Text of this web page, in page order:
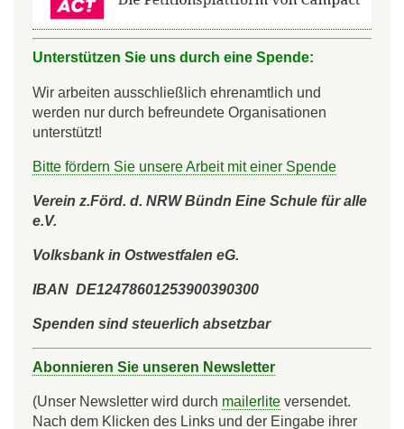
Unterstützen Sie uns durch eine Spende:
Wir arbeiten ausschließlich ehrenamtlich und
werden nur durch befreundete Organisationen
unterstützt!
Bitte fördern Sie unsere Arbeit mit einer Spende
Verein z.Förd. d. NRW Bündn Eine Schule für alle
e.V.
Volksbank in Ostwestfalen eG.
IBAN DE12478601253900390300
Spenden sind steuerlich absetzbar
Abonnieren Sie unseren Newsletter
(Unser Newsletter wird durch mailerlite versendet.
Nach dem Klicken des Links und der Eingabe ihrer